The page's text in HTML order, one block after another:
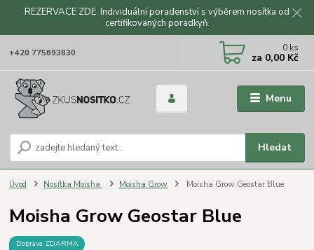
REZERVACE ZDE. Individuální poradenství s výběrem nosítka od
certifikovaných poradkyň.
Menu
Hledat
+420 775693830 0 ks
za 0,00 Kč
Úvod Nosítka Moisha Moisha Grow Moisha Grow Geostar Blue
Moisha Grow Geostar Blue
Doprava ZDARMA